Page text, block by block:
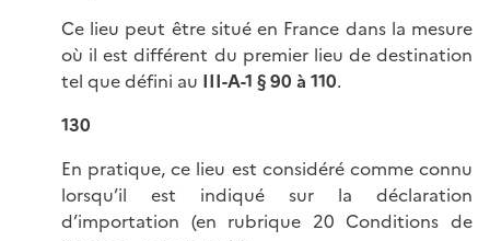
Ce lieu peut être situé en France dans la mesure
où il est différent du premier lieu de destination
tel que défini au III-A-1 § 90 à 110.
130
En pratique, ce lieu est considéré comme connu
lorsqu’il est indiqué sur la déclaration
d’importation (en rubrique 20 Conditions de